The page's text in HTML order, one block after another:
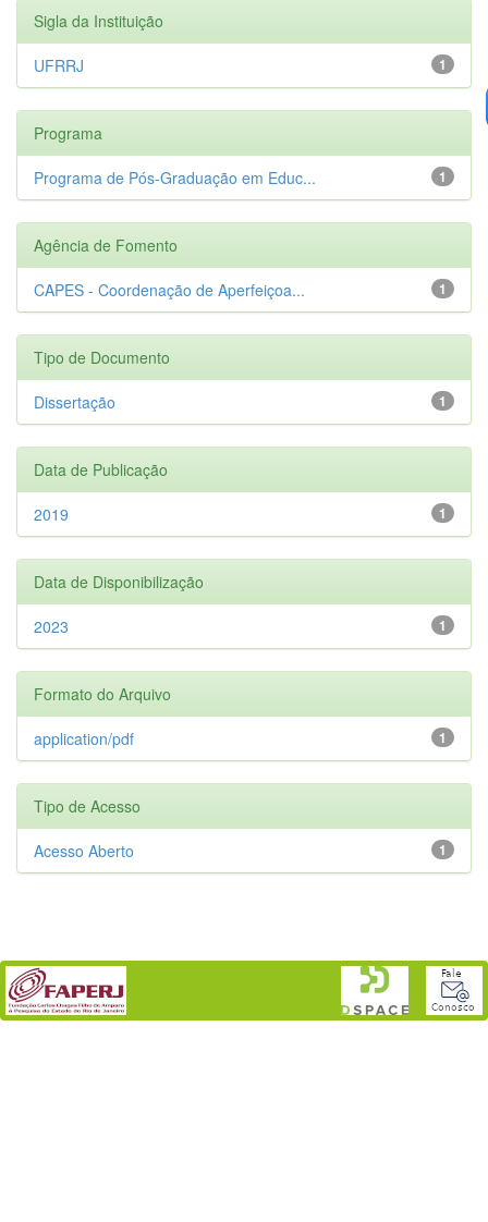
Sigla da Instituição
1
UFRRJ
Programa
1
Programa de Pós-Graduação em Educ...
Agência de Fomento
1
CAPES - Coordenação de Aperfeiçoa...
Tipo de Documento
1
Dissertação
Data de Publicação
1
2019
Data de Disponibilização
1
2023
Formato do Arquivo
1
application/pdf
Tipo de Acesso
1
Acesso Aberto